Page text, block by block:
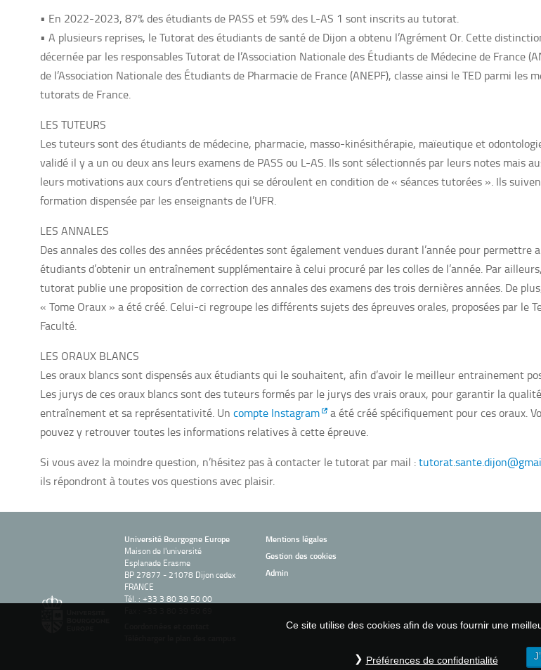
• En 2022-2023, 87% des étudiants de PASS et 59% des L-AS 1 sont inscrits au tutorat.
• A plusieurs reprises, le Tutorat des étudiants de santé de Dijon a obtenu l’Agrément Or. Cette
décernée par les responsables Tutorat de l’Association Nationale des Étudiants de Médecine de France
de l’Association Nationale des Étudiants de Pharmacie de France (ANEPF), classe ainsi le TED parmi les
tutorats de France.
LES TUTEURS
Les tuteurs sont des étudiants de médecine, pharmacie, masso-kinésithérapie, maïeutique et
validé il y a un ou deux ans leurs examens de PASS ou L-AS. Ils sont sélectionnés par leurs notes mais
leurs motivations aux cours d’entretiens qui se déroulent en condition de « séances tutorées ». Ils
formation dispensée par les enseignants de l’UFR.
LES ANNALES
Des annales des colles des années précédentes sont également vendues durant l’année pour permettre
étudiants d’obtenir un entraînement supplémentaire à celui procuré par les colles de l’année. Par
tutorat publie une proposition de correction des annales des examens des trois dernières années. De
« Tome Oraux » a été créé. Celui-ci regroupe les différents sujets des épreuves orales, proposées par le
Faculté.
LES ORAUX BLANCS
Les oraux blancs sont dispensés aux étudiants qui le souhaitent, afin d’avoir le meilleur entrainement
Les jurys de ces oraux blancs sont des tuteurs formés par le jurys des vrais oraux, pour garantir la
entraînement et sa représentativité. Un compte Instagram
a été créé spécifiquement pour ces oraux.
pouvez y retrouver toutes les informations relatives à cette épreuve.
Si vous avez la moindre question, n’hésitez pas à contacter le tutorat par mail :
ils répondront à toutes vos questions avec plaisir.
Université Bourgogne Europe
Maison de l'université
Esplanade Erasme
BP 27877 - 21078 Dijon cedex
FRANCE
Tél. : +33 3 80 39 50 00
Mentions légales
Gestion des cookies
Admin
Ce site utilise des cookies afin de vous fournir une
Préférences de confidentialité